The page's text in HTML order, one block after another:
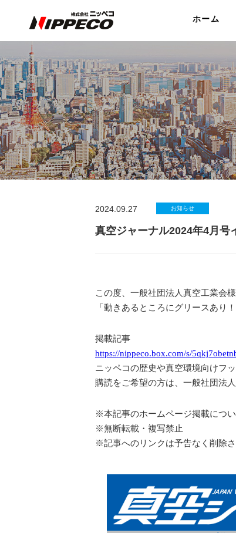
ホーム
2024.09.27 お知らせ
真空ジャーナル2024年4月号
この度、一般社団法人真空工業会
「動きあるところにグリースあり
掲載記事
https://nippeco.box.com/s/
ニッペコの歴史や真空環境向けフ
購読をご希望の方は、 一般社団法
※本記事のホームページ掲載につ
※無断転載・複写禁止
※記事へのリンクは予告なく削除